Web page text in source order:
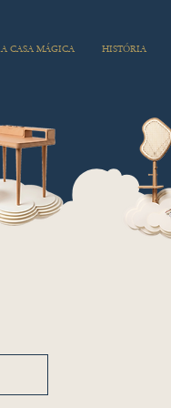
A CASA MÁGICA HISTÓRIA